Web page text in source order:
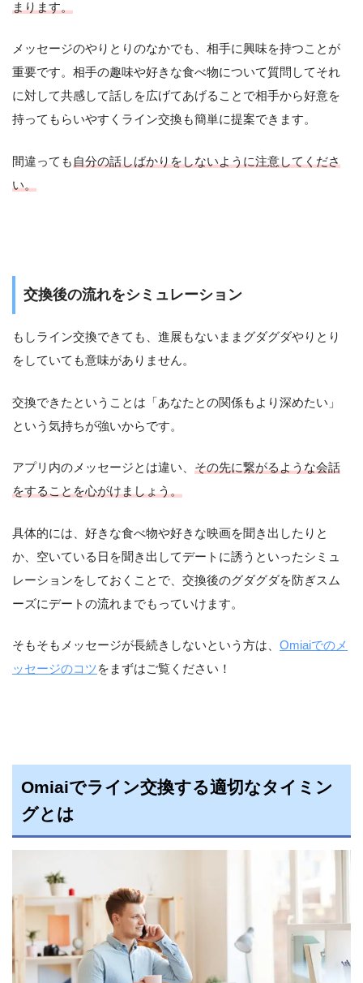
まります。
メッセージのやりとりのなかでも、相手に興味を持つことが
重要です。相手の趣味や好きな食べ物について質問してそれ
に対して共感して話しを広げてあげることで相手から好意を
持ってもらいやすくライン交換も簡単に提案できます。
間違っても 自分の話しばかりをしないように注意してくださ
い。
交換後の流れをシミュレーション
もしライン交換できても、進展もないままグダグダやりとり
をしていても意味がありません。
交換できたということは「あなたとの関係もより深めたい」
という気持ちが強いからです。
アプリ内のメッセージとは違い、 その先に繋がるような会話
をすることを心がけましょう。
具体的には、好きな食べ物や好きな映画を聞き出したりと
か、空いている日を聞き出してデートに誘うといったシミュ
レーションをしておくことで、交換後のグダグダを防ぎスム
ーズにデートの流れまでもっていけます。
そもそもメッセージが長続きしないという方は、 Omiaiでのメ
ッセージのコツをまずはご覧ください！
Omiaiでライン交換する適切なタイミン
グとは